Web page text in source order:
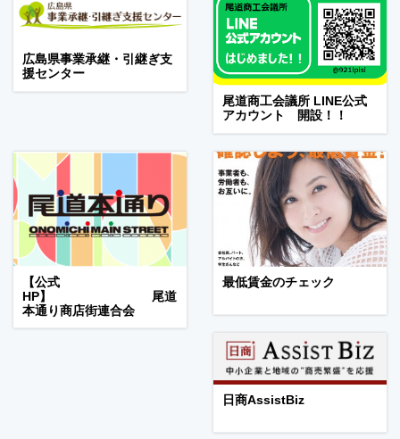
広島県事業承継・引継ぎ支
援センター
尾道商工会議所 LINE公式
アカウント 開設！！
【公式
HP】 尾道
本通り商店街連合会
最低賃金のチェック
日商AssistBiz